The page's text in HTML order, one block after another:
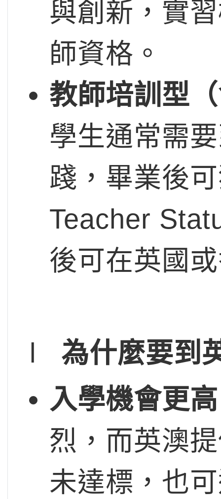
與創新，實
師資格。
教師培訓型
學生通常需
踐，畢業後
Teacher
後可在英國
l 為什麼要到
入學機會更高
烈，而英澳
未達標，也